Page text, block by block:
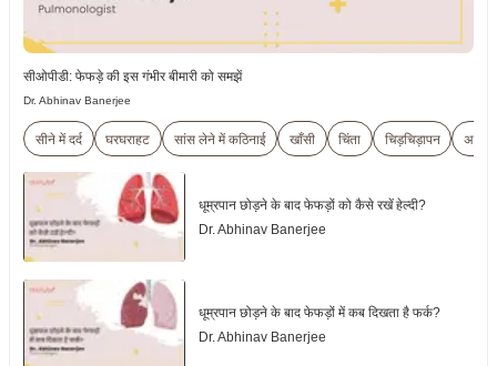
सीओपीडी: फेफड़े की इस गंभीर बीमारी को समझें
Dr. Abhinav Banerjee
सीने में दर्द घरघराहट सांस लेने में कठिनाई खाँसी चिंता चिड़चिड़ापन
धूम्रपान छोड़ने के बाद फेफड़ों को कैसे रखें हेल्दी?
Dr. Abhinav Banerjee
धूम्रपान छोड़ने के बाद फेफड़ों में कब दिखता है फर्क?
Dr. Abhinav Banerjee